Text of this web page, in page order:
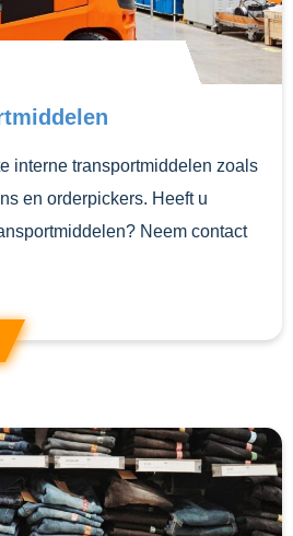
interne transportmiddelen zoals
en orderpickers. Heeft u
Neem contact